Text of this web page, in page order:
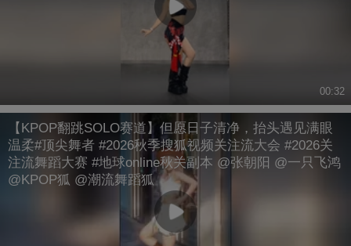
00:32
【KPOP翻跳SOLO赛道】但愿日子清净，抬头遇见满眼
温柔#顶尖舞者 #2026秋季搜狐视频关注流大会 #2026关
注流舞蹈大赛 #地球online秋关副本 @张朝阳 @一只飞鸿
@KPOP狐 @潮流舞蹈狐